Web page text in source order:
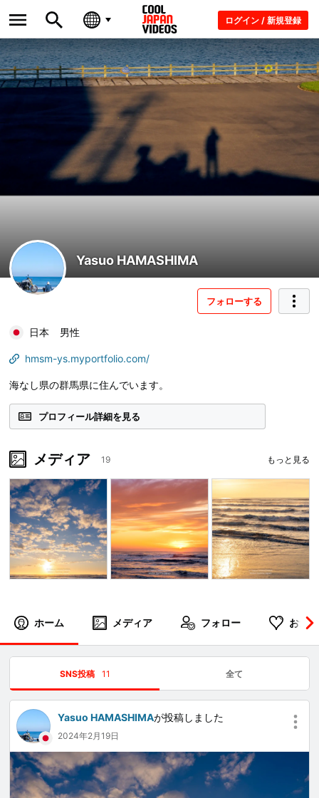
ログイン / 新規登録
Yasuo HAMASHIMA
フォローする
日本 男性
hmsm-ys.myportfolio.com/
海なし県の群馬県に住んでいます。
プロフィール詳細を見る
メディア 19 もっと見る
ホーム メディア フォロー お気
SNS投稿 11 全て
Yasuo HAMASHIMAが投稿しました
2024年2月19日